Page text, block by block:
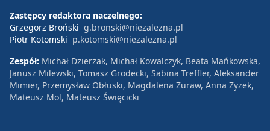
Zastępcy redaktora naczelnego:
Grzegorz Broński g.bronski@niezalezna.pl
Piotr Kotomski p.kotomski@niezalezna.pl
Zespół: Michał Dzierżak, Michał Kowalczyk, Beata Mańkowska,
Janusz Milewski, Tomasz Grodecki, Sabina Treffler, Aleksander
Mimier, Przemysław Obłuski, Magdalena Żuraw, Anna Zyzek,
Mateusz Mol, Mateusz Święcicki